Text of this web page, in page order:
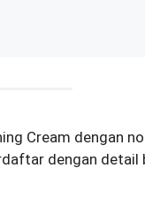
Cream dengan
dengan detail